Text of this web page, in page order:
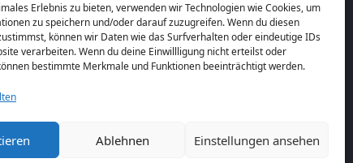
Erlebnis zu bieten, verwenden wir Technologien wie Cookies, um
zu speichern und/oder darauf zuzugreifen. Wenn du diesen
können wir Daten wie das Surfverhalten oder eindeutige IDs
verarbeiten. Wenn du deine Einwillligung nicht erteilst oder
bestimmte Merkmale und Funktionen beeinträchtigt werden.
Ablehnen Einstellungen ansehen
Händler.